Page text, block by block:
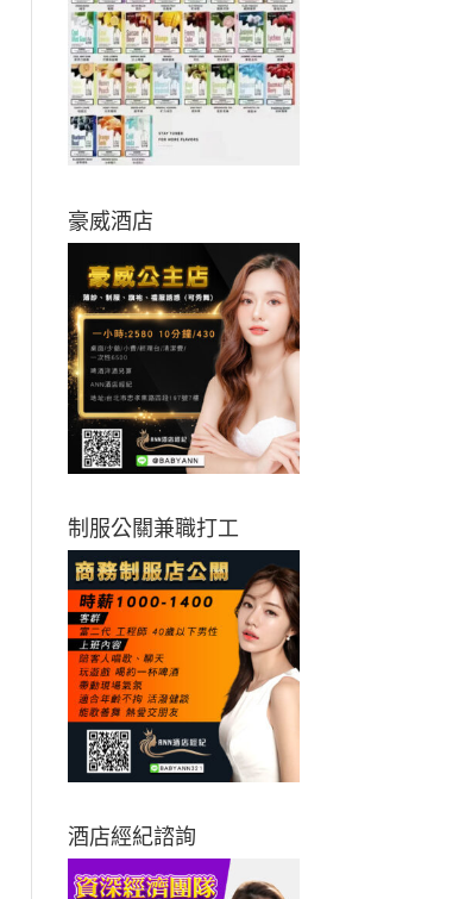
豪威酒店
制服公關兼職打工
酒店經紀諮詢